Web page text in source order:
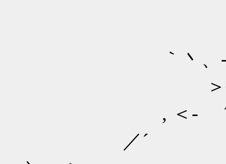
｀丶、-
＞─-- ＝二
, ＜- ´ ｀
／´ , -